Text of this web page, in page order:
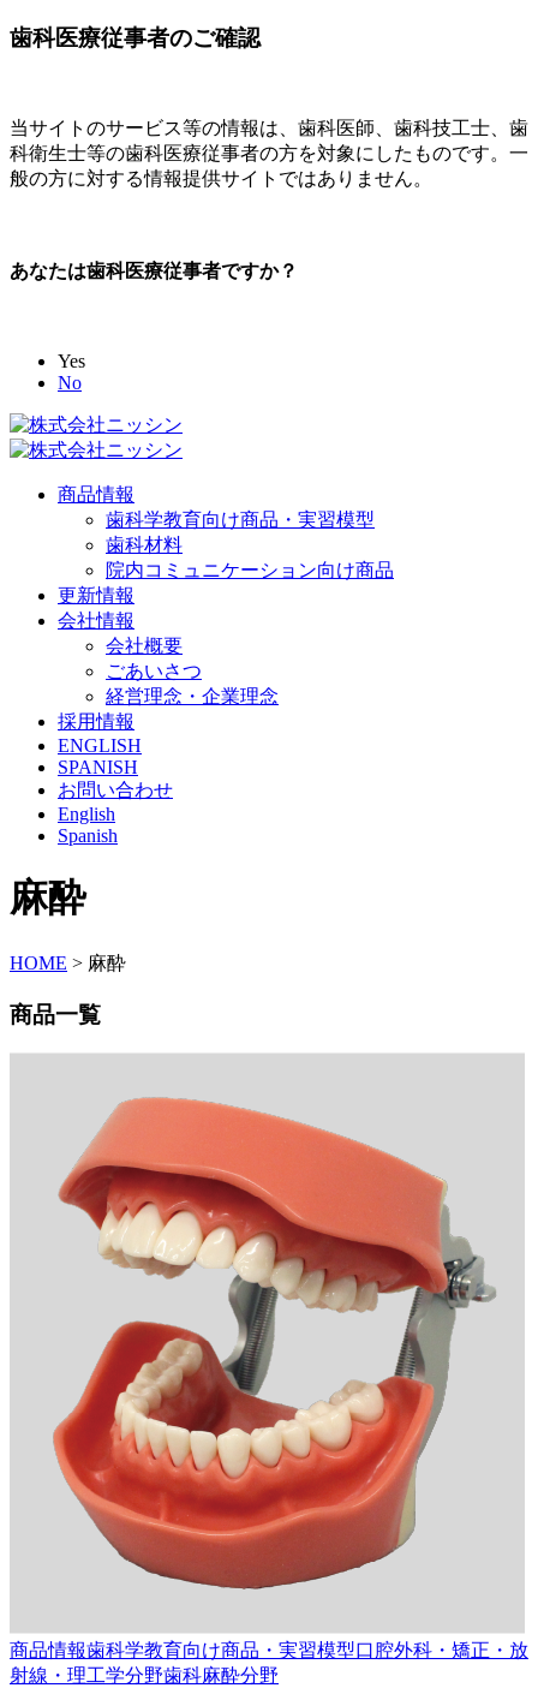
歯科医療従事者のご確認
当サイトのサービス等の情報は、歯科医師、歯科技工士、歯
科衛生士等の歯科医療従事者の方を対象にしたものです。一
般の方に対する情報提供サイトではありません。
あなたは歯科医療従事者ですか？
Yes
No
商品情報
歯科学教育向け商品・実習模型
歯科材料
院内コミュニケーション向け商品
更新情報
会社情報
会社概要
ごあいさつ
経営理念・企業理念
採用情報
ENGLISH
SPANISH
お問い合わせ
English
Spanish
麻酔
HOME > 麻酔
商品一覧
商品情報歯科学教育向け商品・実習模型口腔外科・矯正・放
射線・理工学分野歯科麻酔分野